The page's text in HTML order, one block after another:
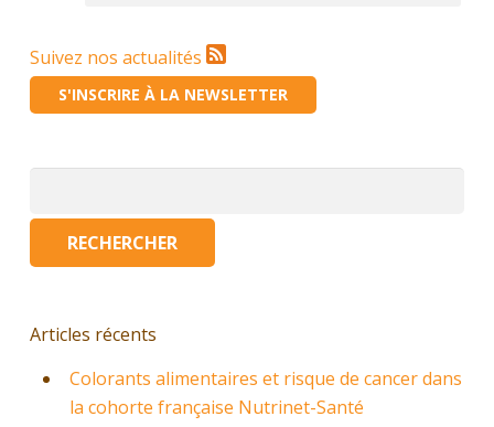
Suivez nos actualités
S'INSCRIRE À LA NEWSLETTER
Articles récents
Colorants alimentaires et risque de cancer dans
la cohorte française Nutrinet-Santé